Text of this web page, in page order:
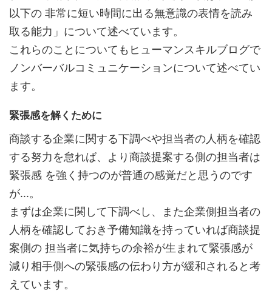
以下の 非常に短い時間に出る無意識の表情を読み
取る能力」について述べています。
これらのことについてもヒューマンスキルブログで
ノンバーバルコミュニケーションについて述べてい
ます。
緊張感を解くために
商談する企業に関する下調べや担当者の人柄を確認
する努力を怠れば、より商談提案する側の担当者は
緊張感 を強く持つのが普通の感覚だと思うのです
が...。
まずは企業に関して下調べし、また企業側担当者の
人柄を確認しておき予備知識を持っていれば商談提
案側の 担当者に気持ちの余裕が生まれて緊張感が
減り相手側への緊張感の伝わり方が緩和されると考
えています。